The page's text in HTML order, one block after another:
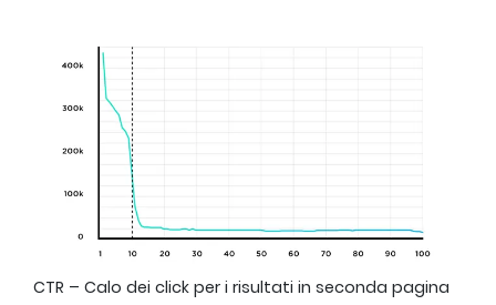
CTR – Calo dei click per i risultati in seconda pagina